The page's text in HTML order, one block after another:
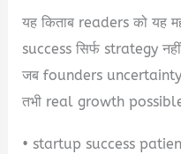
यह किताब readers को यह
success सिर्फ strategy
जब founders
तभी real growth possible
• startup success